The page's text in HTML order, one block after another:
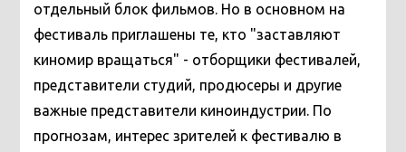
отдельный блок фильмов. Но в основном на
фестиваль приглашены те, кто "заставляют
киномир вращаться" - отборщики фестивалей,
представители студий, продюсеры и другие
важные представители киноиндустрии. По
прогнозам, интерес зрителей к фестивалю в